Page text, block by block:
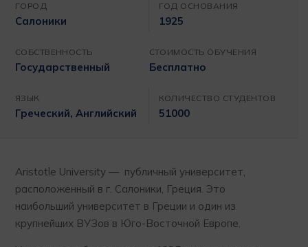
ГОРОД
Салоники
ГОД ОСНОВАНИЯ
1925
СОБСТВЕННОСТЬ
Государственный
СТОИМОСТЬ ОБУЧЕНИЯ
Бесплатно
ЯЗЫК
Греческий, Английский
КОЛИЧЕСТВО СТУДЕНТОВ
51000
Aristotle University — публичный университет,
расположенный в г. Салоники, Греция. Это
наибольший университет в Греции и один из
крупнейших ВУЗов в Юго-Восточной Европе.